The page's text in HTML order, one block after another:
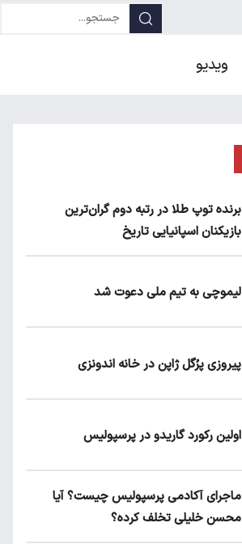
ویدیو
برنده توپ طلا در رتبه دوم گران‌ترین
بازیکنان اسپانیایی تاریخ
لیموچی به تیم ملی دعوت شد
پیروزی پرُگل ژاپن در خانه اندونزی
اولین رکورد گاریدو در پرسپولیس
ماجرای آکادمی پرسپولیس چیست؟ آیا
محسن خلیلی تخلف کرده؟